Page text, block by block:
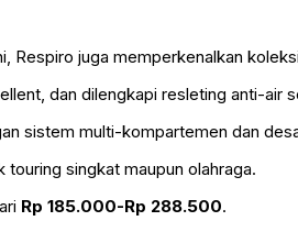
Respiro juga memperkenalkan
dan dilengkapi resleting anti-air
sistem multi-kompartemen dan
singkat maupun olahraga.
Rp 185.000-Rp 288.500.